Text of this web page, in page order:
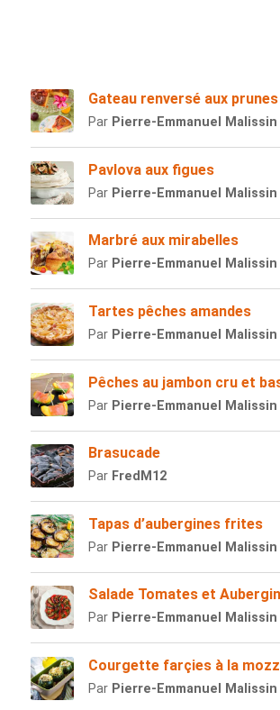
Gateau renversé aux prunes
Par Pierre-Emmanuel Malissin
Pavlova aux figues
Par Pierre-Emmanuel Malissin
Marbré aux mirabelles
Par Pierre-Emmanuel Malissin
Tartes pêches amandes
Par Pierre-Emmanuel Malissin
Pêches au jambon cru et
Par Pierre-Emmanuel Malissin
Brasucade
Par FredM12
Tapas d’aubergines frites
Par Pierre-Emmanuel Malissin
Salade Tomates et
Par Pierre-Emmanuel Malissin
Courgette farçies à la
Par Pierre-Emmanuel Malissin